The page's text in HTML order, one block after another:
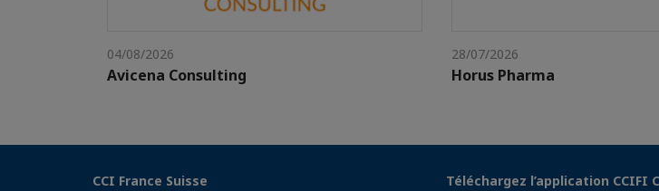
04/08/2026
Avicena Consulting
28/07/2026
Horus Pharma
CCI France Suisse Téléchargez l’application CCIFI